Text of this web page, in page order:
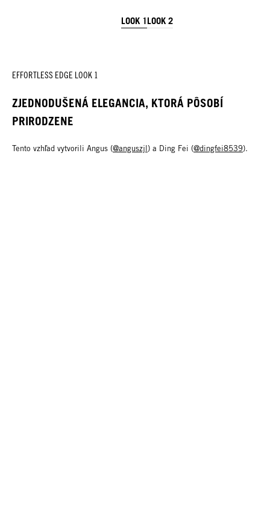
LOOK 1LOOK 2
EFFORTLESS EDGE LOOK 1
ZJEDNODUŠENÁ ELEGANCIA, KTORÁ PÔSOBÍ
PRIRODZENE
Tento vzhľad vytvorili Angus (@anguszjl ) a Ding Fei (@dingfei8539).